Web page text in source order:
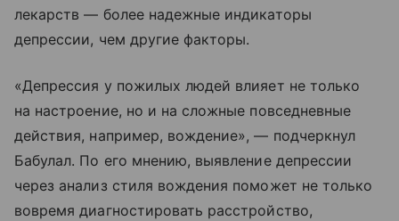
лекарств — более надежные индикаторы
депрессии, чем другие факторы.
«Депрессия у пожилых людей влияет не только
на настроение, но и на сложные повседневные
действия, например, вождение», — подчеркнул
Бабулал. По его мнению, выявление депрессии
через анализ стиля вождения поможет не только
вовремя диагностировать расстройство,